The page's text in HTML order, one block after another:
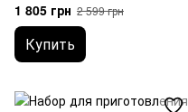
1 805 грн 2 599 грн
Купить